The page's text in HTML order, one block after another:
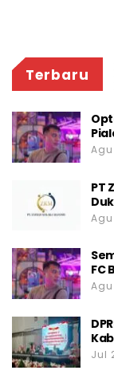
Terbaru
PT
FC
Jul